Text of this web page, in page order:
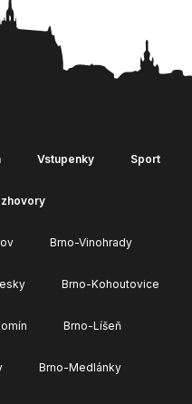
Vstupenky Sport
Brno-Vinohrady
Brno-Kohoutovice
Brno-Líšeň
Brno-Medlánky